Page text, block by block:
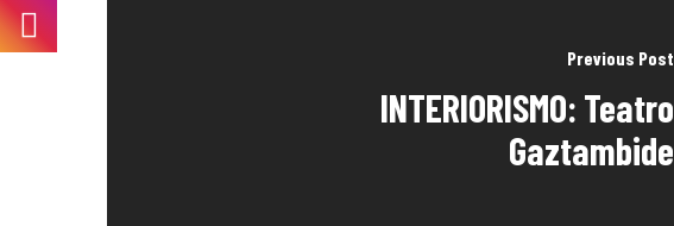
Previous Post
INTERIORISMO: Teatro
Gaztambide